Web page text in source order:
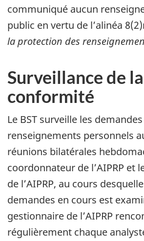
communiqué aucun
public en vertu de l’alinéa
la protection des
Surveillance de la
conformité
Le BST surveille les
renseignements personnels
réunions bilatérales
coordonnateur de l’AIPRP et
de l’AIPRP, au cours
demandes en cours est
gestionnaire de l’AIPRP
régulièrement chaque